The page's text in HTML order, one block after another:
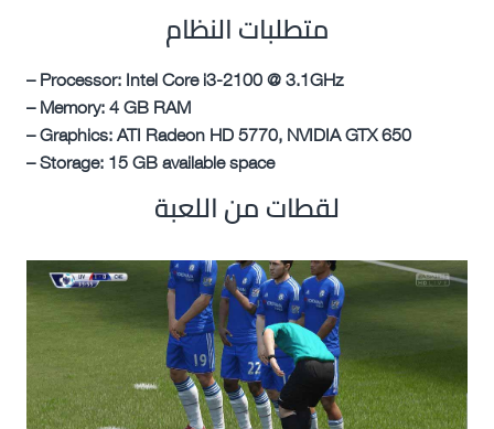
متطلبات النظام
– Processor: Intel Core i3-2100 @ 3.1GHz
– Memory: 4 GB RAM
– Graphics: ATI Radeon HD 5770, NVIDIA GTX 650
– Storage: 15 GB available space
لقطات من اللعبة